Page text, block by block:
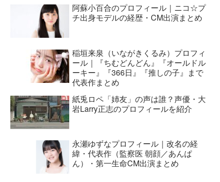
阿蘇小百合のプロフィール｜ニコ☆プ
チ出身モデルの経歴・CM出演まとめ
稲垣来泉（いながきくるみ）プロフィ
ール｜『ちむどんどん』『オールドル
ーキー』『366日』『推しの子』まで
代表作まとめ
紙兎ロペ「姉友」の声は誰？声優・大
岩Larry正志のプロフィールを紹介
永瀬ゆずなプロフィール｜改名の経
緯・代表作（監察医 朝顔／あんぱ
ん）・第一生命CM出演まとめ